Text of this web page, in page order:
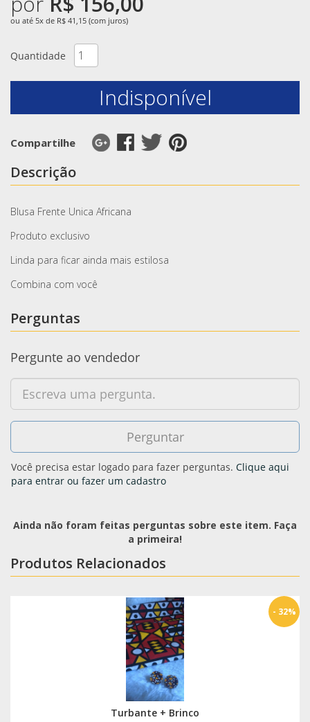
ou até 5x de R$ 41,15 (com juros)
Quantidade
Indisponível
Compartilhe
Descrição
Blusa Frente Unica Africana
Produto exclusivo
Linda para ficar ainda mais estilosa
Combina com você
Perguntas
Pergunte ao vendedor
Você precisa estar logado para fazer perguntas. Clique aqui
para entrar ou fazer um cadastro
Ainda não foram feitas perguntas sobre este item. Faça
a primeira!
Produtos Relacionados
Turbante + Brinco
- 32%